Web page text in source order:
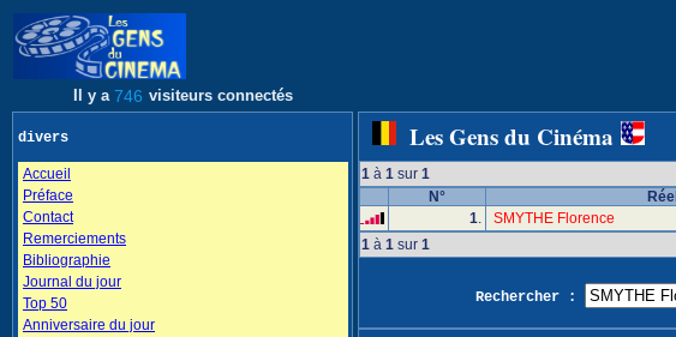
Il y a 746 visiteurs connectés
divers
Accueil
Préface
Contact
Remerciements
Bibliographie
Journal du jour
Top 50
Anniversaire du jour
Les Gens du Cinéma
1 à 1 sur 1
N°
Réel
1. SMYTHE Florence
1 à 1 sur 1
Rechercher :